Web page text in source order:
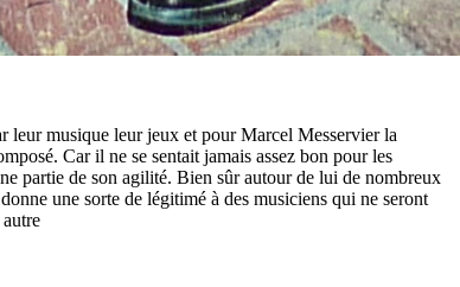
musique leur jeux et pour Marcel Messervier la
Car il ne se sentait jamais assez bon pour les
partie de son agilité. Bien sûr autour de lui de nombreux
une sorte de légitimé à des musiciens qui ne seront